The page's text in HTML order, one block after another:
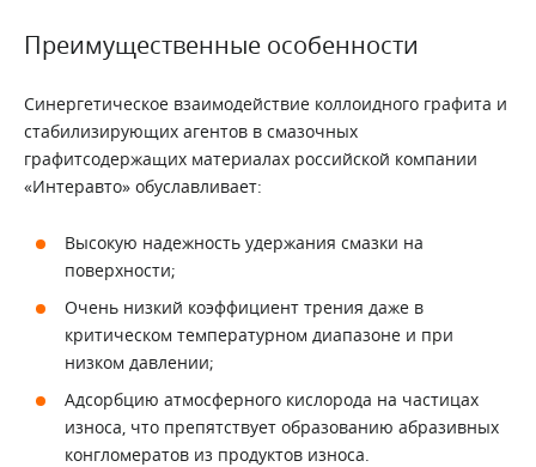
Преимущественные особенности
Синергетическое взаимодействие коллоидного графита и
стабилизирующих агентов в смазочных
графитсодержащих материалах российской компании
«Интеравто» обуславливает:
Высокую надежность удержания смазки на
поверхности;
Очень низкий коэффициент трения даже в
критическом температурном диапазоне и при
низком давлении;
Адсорбцию атмосферного кислорода на частицах
износа, что препятствует образованию абразивных
конгломератов из продуктов износа.